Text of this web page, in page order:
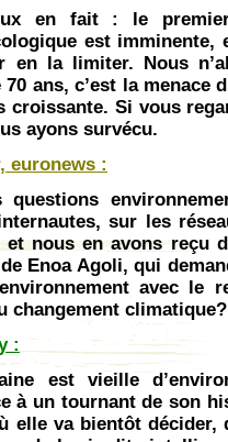
en fait : le premier
est imminente,
en la limiter. Nous
70 ans, c’est la menace
croissante. Si vous
ayons survécu.
euronews :
questions
sur les
et nous en avons reçu
Enoa Agoli, qui
avec le
changement
:
est vieille
à un tournant de son
elle va bientôt décider,